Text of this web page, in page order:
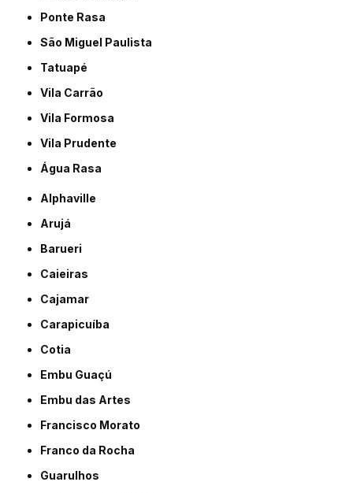
Ponte Rasa
São Miguel Paulista
Tatuapé
Vila Carrão
Vila Formosa
Vila Prudente
Água Rasa
Alphaville
Arujá
Barueri
Caieiras
Cajamar
Carapicuíba
Cotia
Embu Guaçú
Embu das Artes
Francisco Morato
Franco da Rocha
Guarulhos